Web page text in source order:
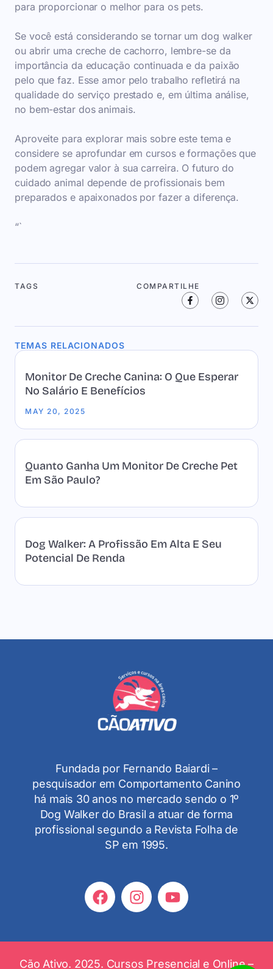
para proporcionar o melhor para os pets.
Se você está considerando se tornar um dog walker
ou abrir uma creche de cachorro, lembre-se da
importância da educação continuada e da paixão
pelo que faz. Esse amor pelo trabalho refletirá na
qualidade do serviço prestado e, em última análise,
no bem-estar dos animais.
Aproveite para explorar mais sobre este tema e
considere se aprofundar em cursos e formações que
podem agregar valor à sua carreira. O futuro do
cuidado animal depende de profissionais bem
preparados e apaixonados por fazer a diferença.
“`
TAGS COMPARTILHE
TEMAS RELACIONADOS
Monitor De Creche Canina: O Que Esperar
No Salário E Benefícios
MAY 20, 2025
Quanto Ganha Um Monitor De Creche Pet
Em São Paulo?
Dog Walker: A Profissão Em Alta E Seu
Potencial De Renda
Fundada por Fernando Baiardi –
pesquisador em Comportamento Canino
há mais 30 anos no mercado sendo o 1º
Dog Walker do Brasil a atuar de forma
profissional segundo a Revista Folha de
SP em 1995.
Cão Ativo. 2025. Cursos Presencial e Online –